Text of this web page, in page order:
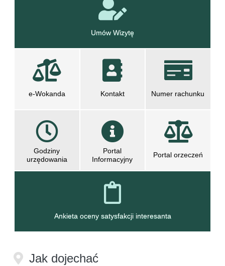
Umów Wizytę
e-Wokanda Kontakt Numer rachunku
Godziny
urzędowania
Portal
Informacyjny
otwiera się w nowym oknie
Portal orzeczeń
otwiera się
Ankieta oceny satysfakcji interesanta
Jak dojechać